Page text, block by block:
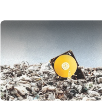
no IG?, Todo mundo de olho na
propaganda da dona Netiflix,
Crypto com disposição pra se